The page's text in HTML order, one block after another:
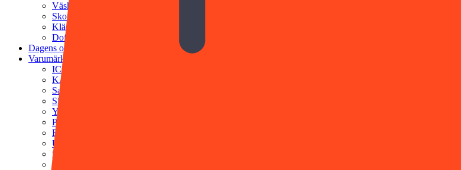
Väskor
Skor
Klädvård
Doft & Kroppsvård
Dagens outfit
Varumärken
ICHI
KAFFE
Saint Tropez
Sisters Point
YAS
PFG Stockholm
Rosenvinge
Ulrika Design
SWEEKS
STEAMERY